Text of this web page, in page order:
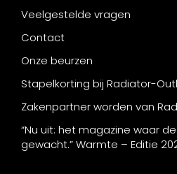
Veelgestelde vragen
Contact
Onze beurzen
Stapelkorting bij Radiator-
Zakenpartner worden van
“Nu uit: het magazine waar
gewacht.” Warmte – Editie